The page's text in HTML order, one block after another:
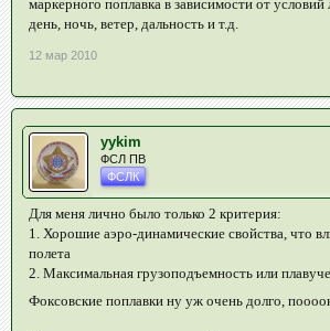
маркерного поплавка в зависимости от условий
день, ночь, ветер, дальность и т.д.
12 мар 2010
yykim
ФСЛ ПВ
ФСЛК
Для меня лично было только 2 критерия:
1. Хорошие аэро-динамические свойства, что
полета
2. Максимальная грузоподъемность или
Фоксовские поплавки ну уж очень долго,